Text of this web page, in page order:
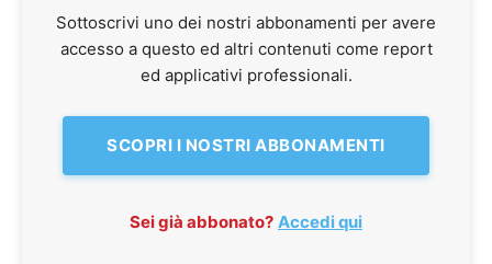
Sottoscrivi uno dei nostri abbonamenti per avere
accesso a questo ed altri contenuti come report
ed applicativi professionali.
SCOPRI I NOSTRI ABBONAMENTI
Sei già abbonato? Accedi qui